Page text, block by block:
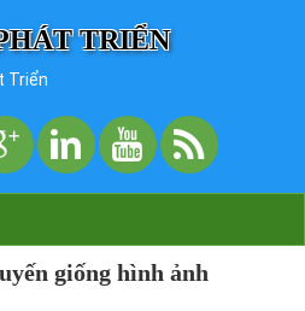
TRIỂN
Triển
o
g
g giống hình ảnh